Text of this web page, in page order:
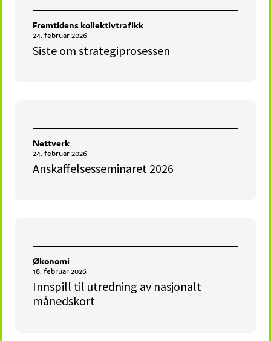
Fremtidens kollektivtrafikk
24. februar 2026
Siste om strategiprosessen
Nettverk
24. februar 2026
Anskaffelsesseminaret 2026
Økonomi
18. februar 2026
Innspill til utredning av nasjonalt
månedskort